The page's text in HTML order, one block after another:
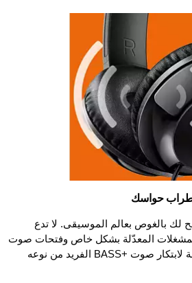
حواسك
بالغوص بعالم الموسيقى. لا تدع
المعدّلة بشكل خاص وفتحات صوت
الجهير تنتج ترددات منخفضة لابتكار صوت BASS+‎ الفريد من نوعه